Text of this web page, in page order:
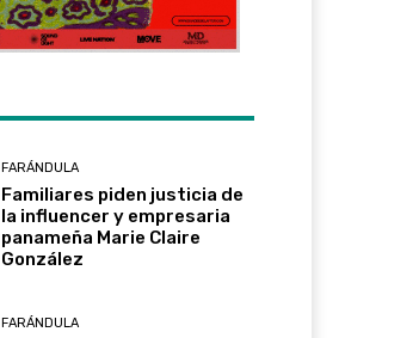
FARÁNDULA
Familiares piden justicia de
la influencer y empresaria
panameña Marie Claire
González
FARÁNDULA